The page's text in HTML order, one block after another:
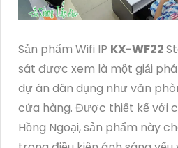
Sản phẩm Wifi IP KX-WF22
sát được xem là một giải
dự án dân dụng như văn
cửa hàng. Được thiết kế với
Hồng Ngoại, sản phẩm này